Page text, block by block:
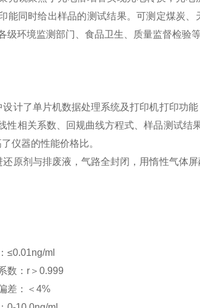
能同时给出样品的测试结果。可测定煤炭
级环境监测部门、食品卫生、质量监督检验等
设计了单片机数据处理系统及打印机打印功
性相关系数、回规曲线方程式、样品测试结
仪器的性能价格比。
还原剂与排废液，气路全封闭，用惰性气体
≤0.01ng/ml
数：r＞0.999
差：＜4%